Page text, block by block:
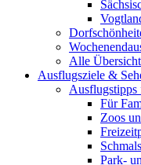
Alle
Ausflugsziele &
Ausflugstipps
Für
Zoos
Park-